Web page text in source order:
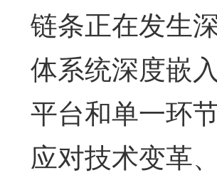
链条正在发生
体系统深度嵌
平台和单一环
应对技术变革